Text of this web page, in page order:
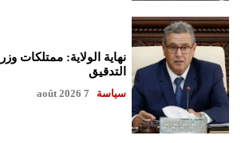
نهاية الولاية: ممتلكات
التدقيق
سياسة 7 août 2026